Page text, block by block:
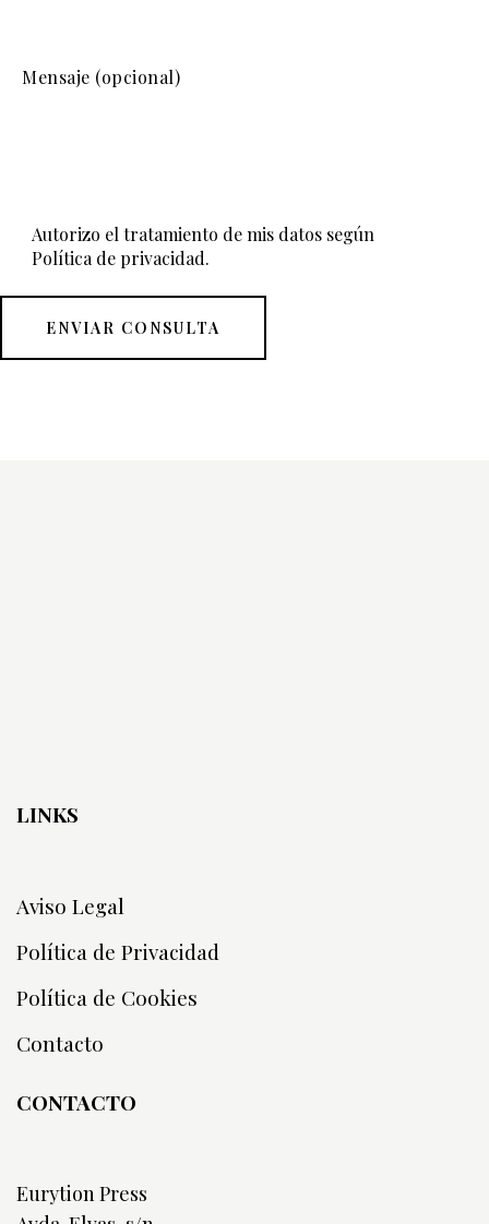
Autorizo el tratamiento de mis datos según
Política de privacidad.
LINKS
Aviso Legal
Política de Privacidad
Política de Cookies
Contacto
CONTACTO
Eurytion Press